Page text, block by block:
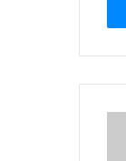
r
u